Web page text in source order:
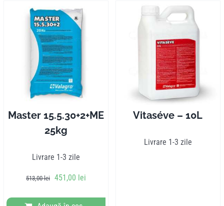
Master 15.5.30+2+ME
25kg
Livrare 1-3 zile
513,00lei
Prețul
a
451,00 leiPrețul
Vitaséve – 10L
Livrare 1-3 zile